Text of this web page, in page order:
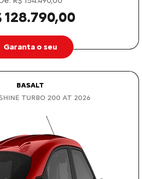
128.790,00
Garanta o seu
BASALT
TURBO 200 AT 2026